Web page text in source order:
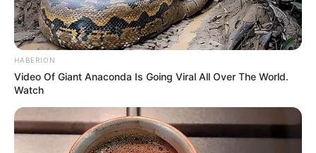
HABERION
Video Of Giant Anaconda Is Going Viral All Over The World.
Watch